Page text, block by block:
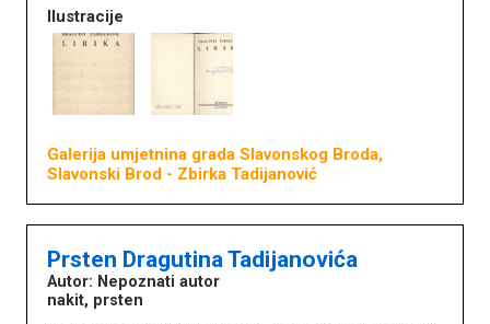
Ilustracije
Galerija umjetnina grada Slavonskog Broda,
Slavonski Brod - Zbirka Tadijanović
Prsten Dragutina Tadijanovića
Autor: Nepoznati autor
nakit, prsten